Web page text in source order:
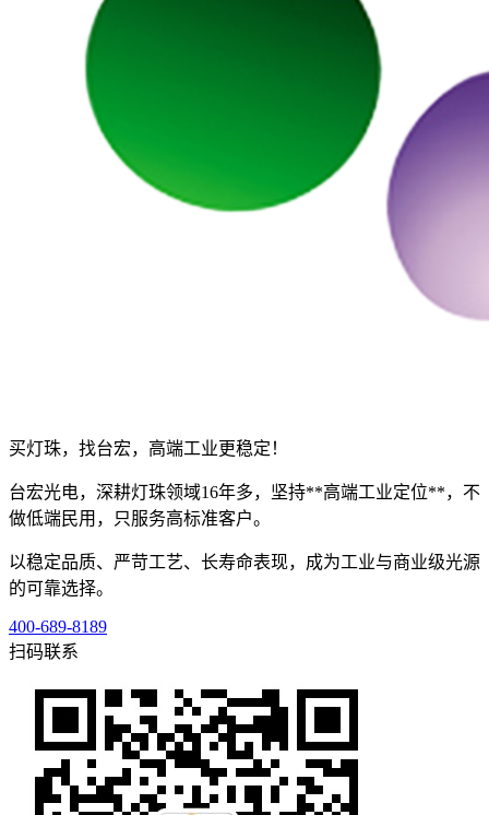
买灯珠，找台宏，高端工业更稳定！
台宏光电，深耕灯珠领域16年多，坚持**高端工业定位**，不
做低端民用，只服务高标准客户。
以稳定品质、严苛工艺、长寿命表现，成为工业与商业级光源
的可靠选择。
400-689-8189
扫码联系